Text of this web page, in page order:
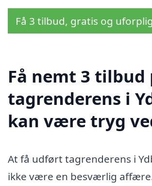
Få 3 tilbud, gratis og
Få nemt 3 tilbud
tagrenderens i
kan være tryg
At få udført tagrenderens i
ikke være en besværlig